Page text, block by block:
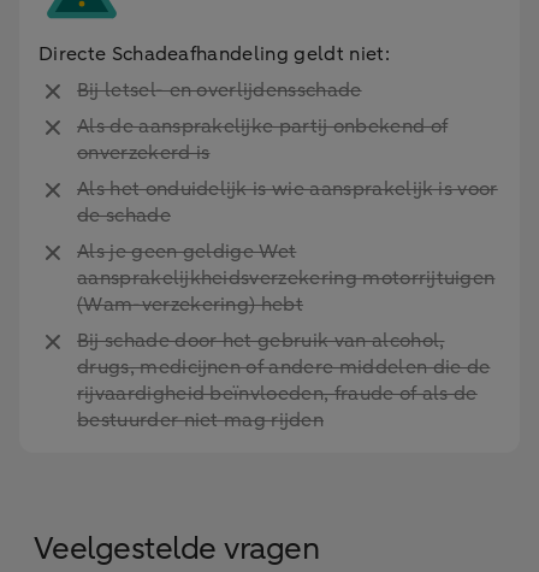
Directe Schadeafhandeling geldt niet:
Bij letsel- en overlijdensschade
Als de aansprakelijke partij onbekend of
onverzekerd is
Als het onduidelijk is wie aansprakelijk is voor
de schade
Als je geen geldige Wet
aansprakelijkheidsverzekering motorrijtuigen
(Wam-verzekering) hebt
Bij schade door het gebruik van alcohol,
drugs, medicijnen of andere middelen die de
rijvaardigheid beïnvloeden, fraude of als de
bestuurder niet mag rijden
Veelgestelde vragen